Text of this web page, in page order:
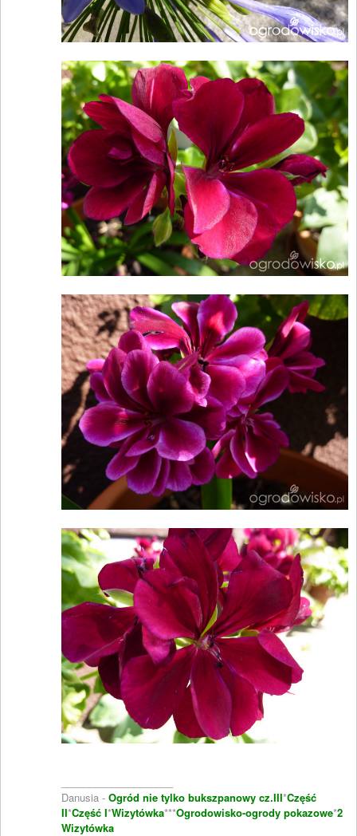
Danusia - Ogród nie tylko bukszpanowy cz.III*Część
II*Część I*Wizytówka***Ogrodowisko-ogrody pokazowe*2
Wizytówka